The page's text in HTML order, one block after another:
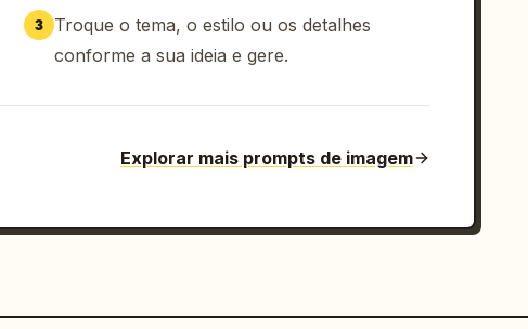
3
Troque o tema, o estilo ou os detalhes
conforme a sua ideia e gere.
Explorar mais prompts de imagem